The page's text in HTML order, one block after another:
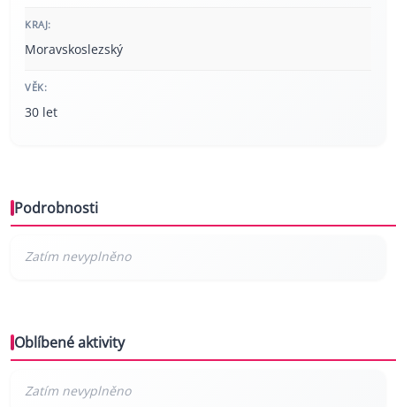
KRAJ:
Moravskoslezský
VĚK:
30 let
Podrobnosti
Oblíbené aktivity